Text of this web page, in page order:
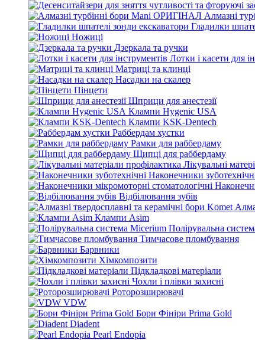
Алмазні
Гладилки
Ножиці
Дзеркала та ручки
Лотки і касети для
Матриці та клинці
Насадки на скалер
Пінцети
Шприци для анестезії
Клампи Hygenic USA
Клампи KSK-Dentech
Раббердам хустки
Рамки для раббердаму
Щипці для раббердаму
Лікувальні
Наконечники
Відбілювання зубів
Клампи Asim
Полірувальна
Тимчасове пломбування
Барвники
Хімкомпозити
Підкладкові матеріали
Чохли і плівки захисні
Роторозширювачі
VDW
Бори Фініри Prima Gold
Diadent
Pearl Endopia